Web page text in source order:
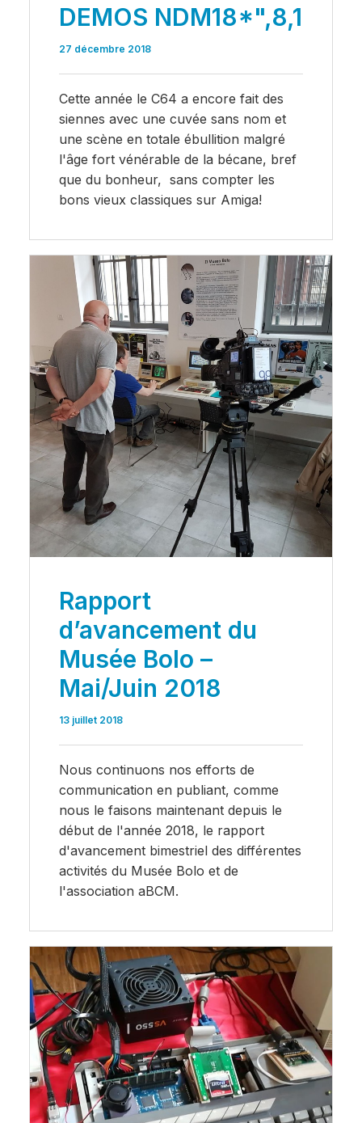
DEMOS NDM18*",8,1
27 décembre 2018
Cette année le C64 a encore fait des
siennes avec une cuvée sans nom et
une scène en totale ébullition malgré
l'âge fort vénérable de la bécane, bref
que du bonheur, sans compter les
bons vieux classiques sur Amiga!
Rapport
d’avancement du
Musée Bolo –
Mai/Juin 2018
13 juillet 2018
Nous continuons nos efforts de
communication en publiant, comme
nous le faisons maintenant depuis le
début de l'année 2018, le rapport
d'avancement bimestriel des différentes
activités du Musée Bolo et de
l'association aBCM.